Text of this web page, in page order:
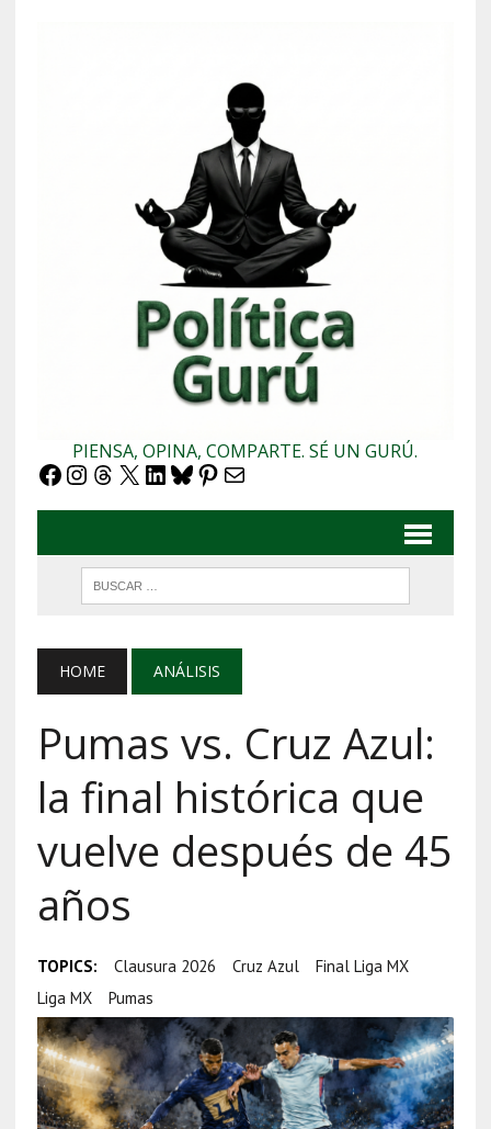
PIENSA, OPINA, COMPARTE. SÉ UN GURÚ.
Facebook
Instagram
Threads
X LinkedIn
Bluesky
Pinterest
Correo electrónico
HOME ANÁLISIS
Pumas vs. Cruz Azul:
la final histórica que
vuelve después de 45
años
TOPICS: Clausura 2026 Cruz Azul
Final Liga MX
Liga MX
Pumas